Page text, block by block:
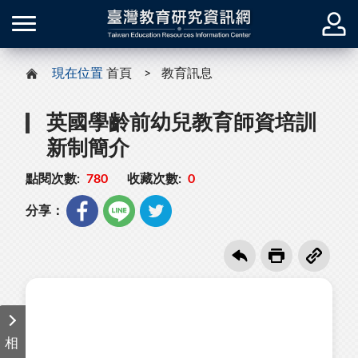
現在位置 首頁 教育訊息
英國學齡前幼兒教育師資培訓
新制簡介
點閱次數: 780 收藏次數: 0
分享：
相